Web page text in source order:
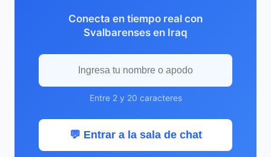
Conecta en tiempo real con
Svalbarenses en Iraq
Entre 2 y 20 caracteres
💬 Entrar a la sala de chat